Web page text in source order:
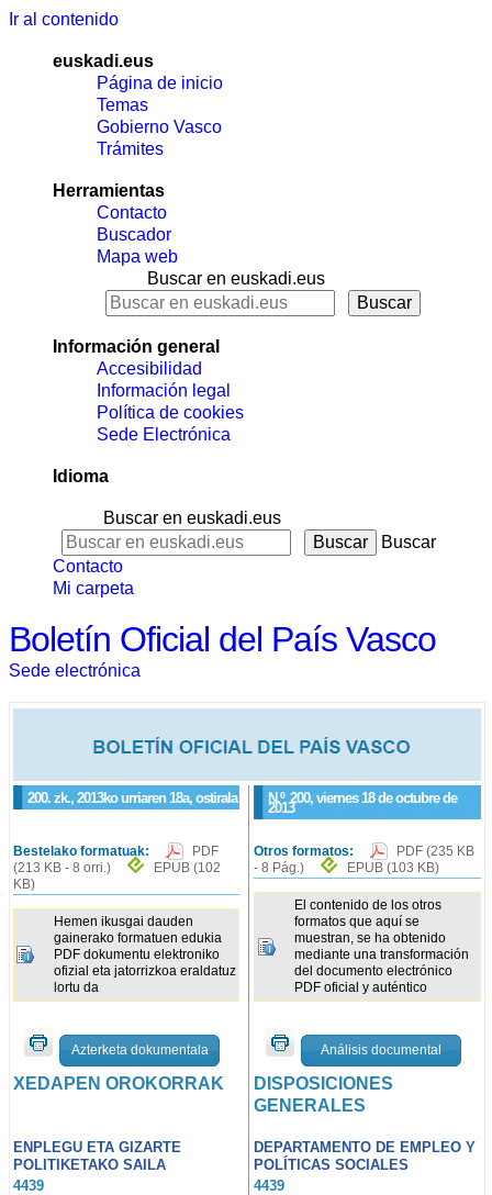
Ir al contenido
euskadi.eus
Página de inicio
Temas
Gobierno Vasco
Trámites
Herramientas
Contacto
Buscador
Mapa web
Buscar en euskadi.eus
Información general
Accesibilidad
Información legal
Política de cookies
Sede Electrónica
Idioma
Buscar en euskadi.eus
Buscar
Contacto
Mi carpeta
Boletín Oficial del País Vasco
Sede electrónica
200. zk., 2013ko urriaren 18a, ostirala N.º 200, viernes 18 de octubre de
2013
Bestelako formatuak:
PDF
(213 KB - 8 orri.)
EPUB (102
KB)
Hemen ikusgai dauden
gainerako formatuen edukia
PDF dokumentu elektroniko
ofizial eta jatorrizkoa eraldatuz
lortu da
Azterketa dokumentala
Otros formatos: PDF(235 KB
- 8 Pág.)
EPUB(103 KB)
El contenido de los otros
formatos que aquí se
muestran, se ha obtenido
mediante una transformación
del documento electrónico
PDF oficial y auténtico
Análisis documental
XEDAPEN OROKORRAK
DISPOSICIONES
GENERALES
ENPLEGU ETA GIZARTE
POLITIKETAKO SAILA
DEPARTAMENTO DE EMPLEO Y
POLÍTICAS SOCIALES
4439
4439